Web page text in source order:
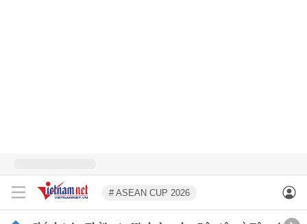
# ASEAN CUP 2026